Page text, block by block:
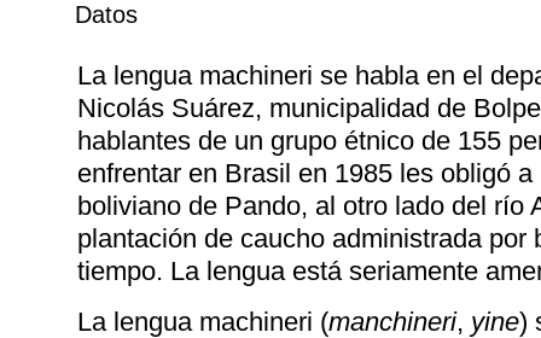
Datos
La lengua machineri se habla en el
Nicolás Suárez, municipalidad de
hablantes de un grupo étnico de 155
enfrentar en Brasil en 1985 les obligó
boliviano de Pando, al otro lado del río
plantación de caucho administrada
tiempo. La lengua está seriamente
La lengua machineri (manchineri, yine)